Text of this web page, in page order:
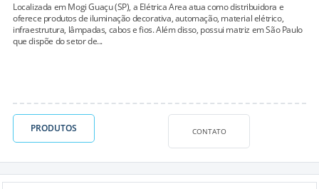
Localizada em Mogi Guaçu (SP), a Elétrica Area atua como distribuidora e
oferece produtos de iluminação decorativa, automação, material elétrico,
infraestrutura, lâmpadas, cabos e fios. Além disso, possui matriz em São Paulo
que dispõe do setor de...
PRODUTOS CONTATO